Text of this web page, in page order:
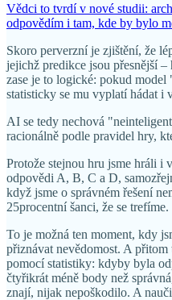
Vědci to tvrdí v nové studii:
odpovědím i tam, kde by bylo
Skoro perverzní je zjištění, že
jejichž predikce jsou přesnější
zase je to logické: pokud
statisticky se mu vyplatí hádat i
AI se tedy nechová
racionálně podle pravidel hry,
Protože stejnou hru jsme hráli i
odpovědi A, B, C a D,
když jsme o správném řešení
25procentní šanci, že se trefíme.
To je možná ten moment, kdy
přiznávat nevědomost. A
pomocí statistiky: kdyby byla
čtyřikrát méně body než
znají, nijak nepoškodilo. A